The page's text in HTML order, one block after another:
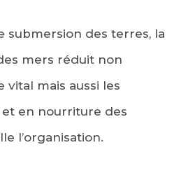
submersion des terres, la
mers réduit non
vital mais aussi les
et en nourriture des
l’organisation.